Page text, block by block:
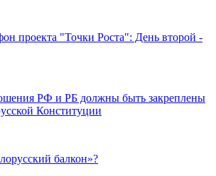
проекта "Точки Роста": День второй -
РФ и РБ должны быть закреплены
Конституции
балкон»?